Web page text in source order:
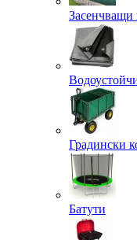
Градински
Батути